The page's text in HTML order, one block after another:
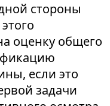
стороны
оценку общего
если это
задачи